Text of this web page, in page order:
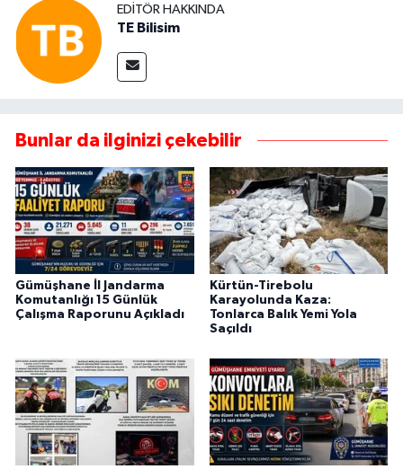
EDITÖR HAKKINDA
TE Bilisim
Bunlar da ilginizi çekebilir
Gümüşhane İl Jandarma
Komutanlığı 15 Günlük
Çalışma Raporunu Açıkladı
Kürtün-Tirebolu
Karayolunda Kaza:
Tonlarca Balık Yemi Yola
Saçıldı